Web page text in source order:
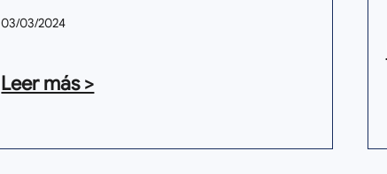
03/03/2024
Leer más >